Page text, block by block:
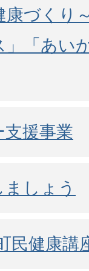
づくり
」「あい
支援事業
しょう
民健康講